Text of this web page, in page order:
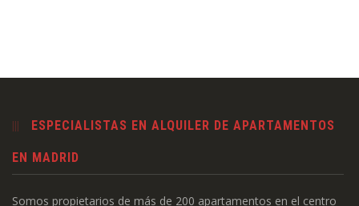
ESPECIALISTAS EN ALQUILER DE APARTAMENTOS
EN MADRID
Somos propietarios de más de 200 apartamentos en el centro